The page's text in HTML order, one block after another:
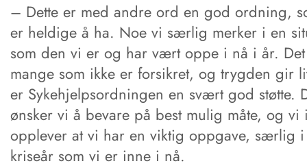
– Dette er med andre ord en god ordning,
er heldige å ha. Noe vi særlig merker i en
som den vi er og har vært oppe i nå i år.
mange som ikke er forsikret, og trygden gir
er Sykehjelpsordningen en svært god støtte.
ønsker vi å bevare på best mulig måte, og vi
opplever at vi har en viktig oppgave, særlig
kriseår som vi er inne i nå.